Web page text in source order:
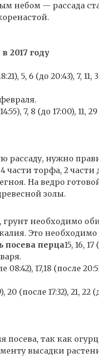
небом — рассада
2017 году
5, 6 (до 20:43), 7, 11,
февраля.
7, 8 (до 17:00), 11,
рассаду, нужно
части торфа, 2
На ведро
золы.
грунт необходимо
Это необходимо
посева перца15, 16, 17
08:42), 17,18 (после
20 (после 17:32), 21, 22
посева, так как
высадки